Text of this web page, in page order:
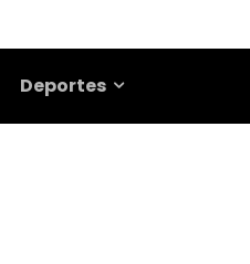
Deportes